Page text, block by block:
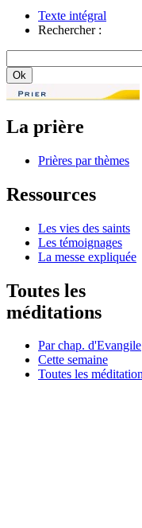
Texte intégral
Rechercher :
La prière
Prières par thèmes
Ressources
Les vies des saints
Les témoignages
La messe expliquée
Toutes les
méditations
Par chap. d'Evangile
Cette semaine
Toutes les